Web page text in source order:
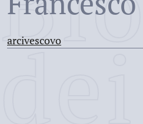
arcivescovo
dei